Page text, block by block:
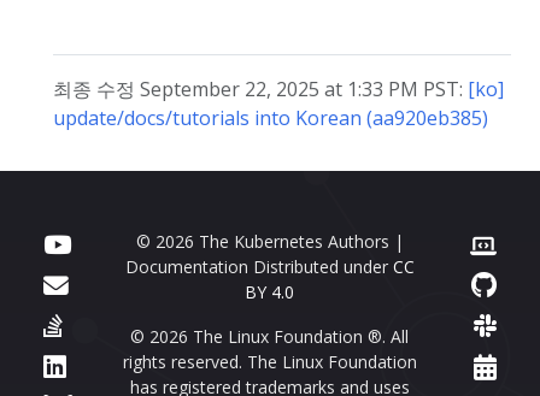
최종 수정 September 22, 2025 at 1:33 PM PST: [ko]
update/docs/tutorials into Korean (aa920eb385)
© 2026 The Kubernetes Authors |
Documentation Distributed under CC
BY 4.0
© 2026 The Linux Foundation ®. All
rights reserved. The Linux Foundation
has registered trademarks and uses